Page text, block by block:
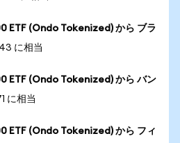
ETF (Ondo Tokenized) から ブラ
に相当
ETF (Ondo Tokenized) から バン
に相当
ETF (Ondo Tokenized) から フィ